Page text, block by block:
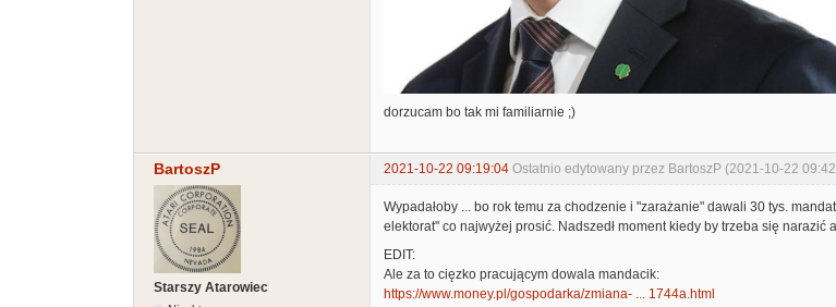
dorzucam bo tak mi familiarnie ;)
BartoszP 2021-10-22 09:19:04 Ostatnio edytowany przez BartoszP (2021-10-22
Starszy Atarowiec
Wypadałoby ... bo rok temu za chodzenie i "zarażanie" dawali 30 tys.
elektorat" co najwyżej prosić. Nadszedł moment kiedy by trzeba się narazić
EDIT:
Ale za to cięzko pracującym dowala mandacik:
https://www.money.pl/gospodarka/zmiana- ... 1744a.html